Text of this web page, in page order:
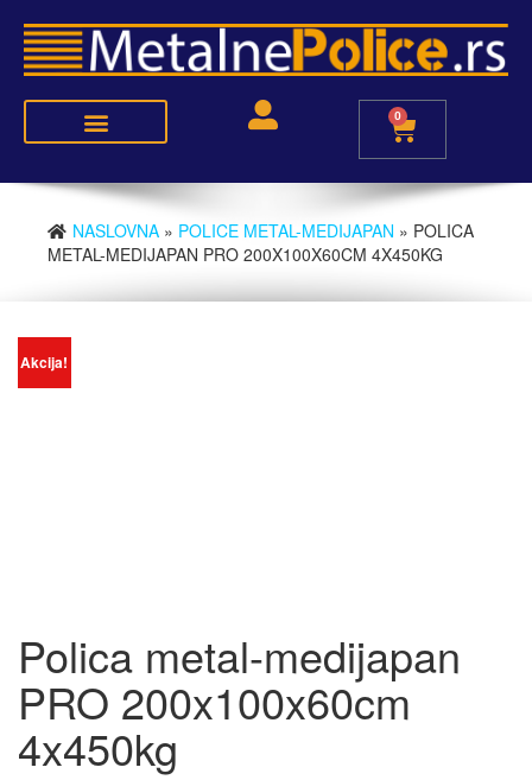
0
NASLOVNA » POLICE METAL-MEDIJAPAN » POLICA
METAL-MEDIJAPAN PRO 200X100X60CM 4X450KG
Akcija!
Polica metal-medijapan
PRO 200x100x60cm
4x450kg